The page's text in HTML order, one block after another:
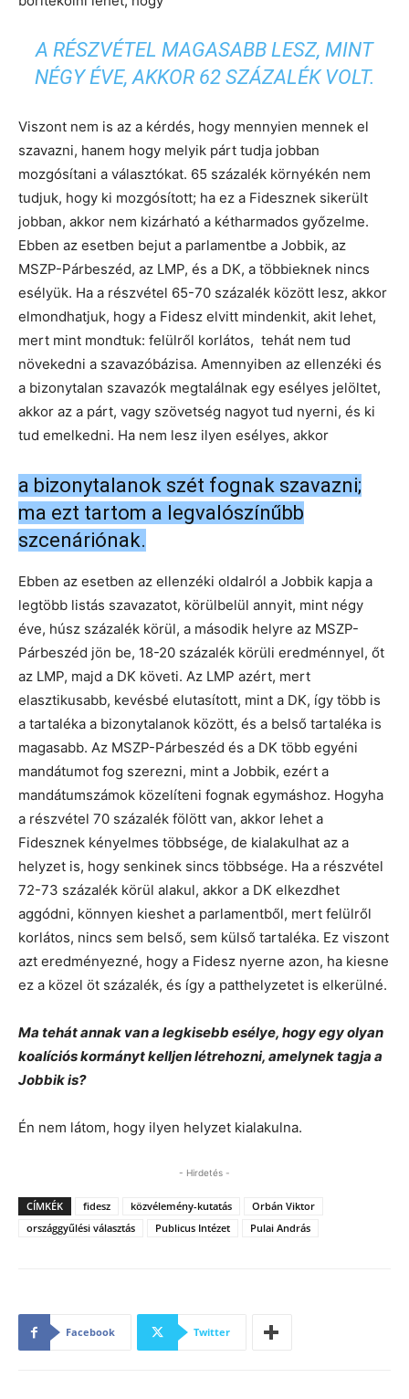
A RÉSZVÉTEL MAGASABB LESZ, MINT
NÉGY ÉVE, AKKOR 62 SZÁZALÉK VOLT.
Viszont nem is az a kérdés, hogy mennyien mennek el
szavazni, hanem hogy melyik párt tudja jobban
mozgósítani a választókat. 65 százalék környékén nem
tudjuk, hogy ki mozgósított; ha ez a Fidesznek sikerült
jobban, akkor nem kizárható a kétharmados győzelme.
Ebben az esetben bejut a parlamentbe a Jobbik, az
MSZP-Párbeszéd, az LMP, és a DK, a többieknek nincs
esélyük. Ha a részvétel 65-70 százalék között lesz, akkor
elmondhatjuk, hogy a Fidesz elvitt mindenkit, akit lehet,
mert mint mondtuk: felülről korlátos, tehát nem tud
növekedni a szavazóbázisa. Amennyiben az ellenzéki és
a bizonytalan szavazók megtalálnak egy esélyes jelöltet,
akkor az a párt, vagy szövetség nagyot tud nyerni, és ki
tud emelkedni. Ha nem lesz ilyen esélyes, akkor
a bizonytalanok szét fognak szavazni;
ma ezt tartom a legvalószínűbb
szcenáriónak.
Ebben az esetben az ellenzéki oldalról a Jobbik kapja a
legtöbb listás szavazatot, körülbelül annyit, mint négy
éve, húsz százalék körül, a második helyre az MSZP-
Párbeszéd jön be, 18-20 százalék körüli eredménnyel, őt
az LMP, majd a DK követi. Az LMP azért, mert
elasztikusabb, kevésbé elutasított, mint a DK, így több is
a tartaléka a bizonytalanok között, és a belső tartaléka is
magasabb. Az MSZP-Párbeszéd és a DK több egyéni
mandátumot fog szerezni, mint a Jobbik, ezért a
mandátumszámok közelíteni fognak egymáshoz. Hogyha
a részvétel 70 százalék fölött van, akkor lehet a
Fidesznek kényelmes többsége, de kialakulhat az a
helyzet is, hogy senkinek sincs többsége. Ha a részvétel
72-73 százalék körül alakul, akkor a DK elkezdhet
aggódni, könnyen kieshet a parlamentből, mert felülről
korlátos, nincs sem belső, sem külső tartaléka. Ez viszont
azt eredményezné, hogy a Fidesz nyerne azon, ha kiesne
ez a közel öt százalék, és így a patthelyzetet is elkerülné.
Ma tehát annak van a legkisebb esélye, hogy egy olyan
koalíciós kormányt kelljen létrehozni, amelynek tagja a
Jobbik is?
Én nem látom, hogy ilyen helyzet kialakulna.
- Hirdetés -
CÍMKÉK fidesz közvélemény-kutatás
Orbán Viktor
országgyűlési választás
Publicus Intézet Pulai András
Facebook Twitter